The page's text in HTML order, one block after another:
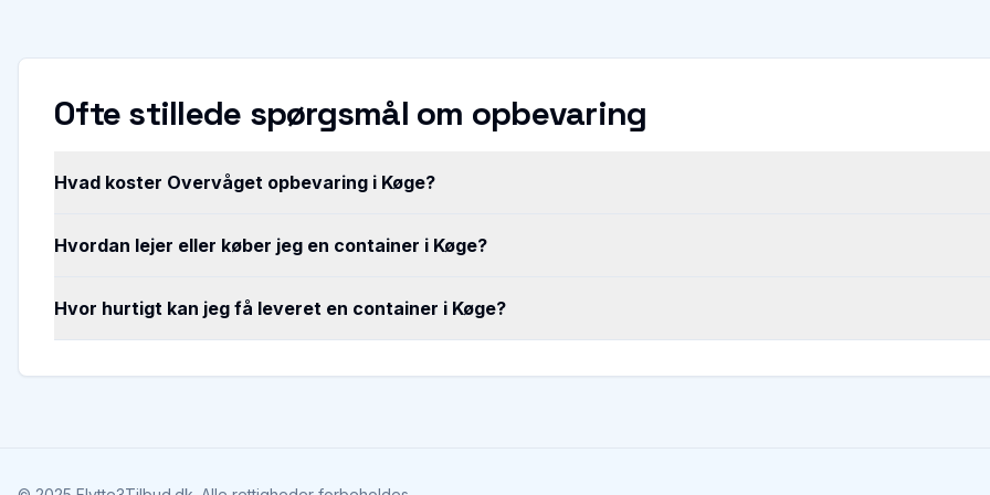
Ofte stillede spørgsmål om opbevaring
Hvad koster Overvåget opbevaring i Køge?
Hvordan lejer eller køber jeg en container i Køge?
Hvor hurtigt kan jeg få leveret en container i Køge?